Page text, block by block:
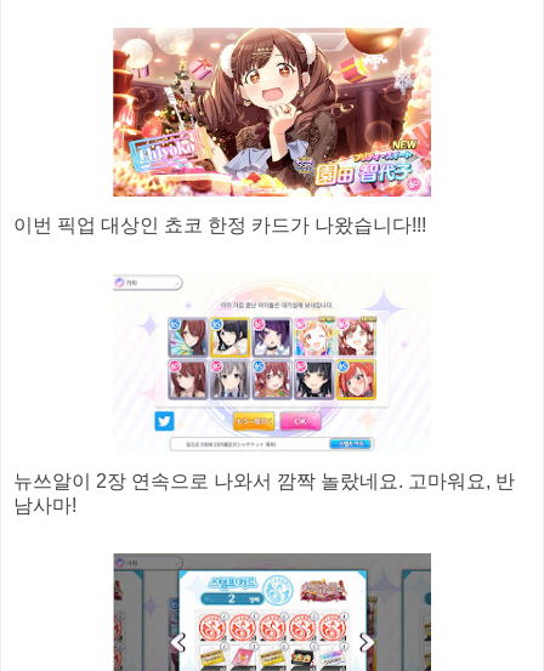
이번 픽업 대상인 쵸코 한정 카드가 나왔습니다!!!
뉴쓰알이 2장 연속으로 나와서 깜짝 놀랐네요. 고마워요, 반
남사마!